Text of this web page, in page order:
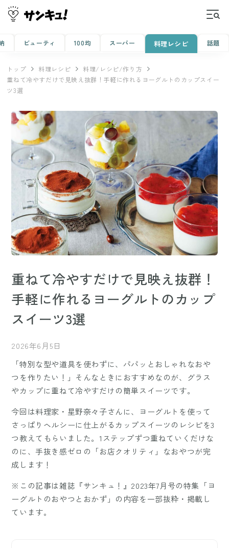
ビューティ 100均 スーパー 料理レシピ 話題
トップ 料理レシピ
料理/レシピ/作り方
重ねて冷やすだけで見映え抜群！手軽に作れるヨーグルトのカップスイー
ツ3選
重ねて冷やすだけで見映え抜群！
手軽に作れるヨーグルトのカップ
スイーツ3選
2026年6月5日
「特別な型や道具を使わずに、パパッとおしゃれなおや
つを作りたい！」そんなときにおすすめなのが、グラス
やカップに重ねて冷やすだけの簡単スイーツです。
今回は料理家・星野奈々子さんに、ヨーグルトを使って
さっぱりヘルシーに仕上がるカップスイーツのレシピを3
つ教えてもらいました。1ステップずつ重ねていくだけな
のに、手抜き感ゼロの「お店クオリティ」なおやつが完
成します！
※この記事は雑誌『サンキュ！』2023年7月号の特集「ヨ
ーグルトのおやつとおかず」の内容を一部抜粋・掲載し
ています。